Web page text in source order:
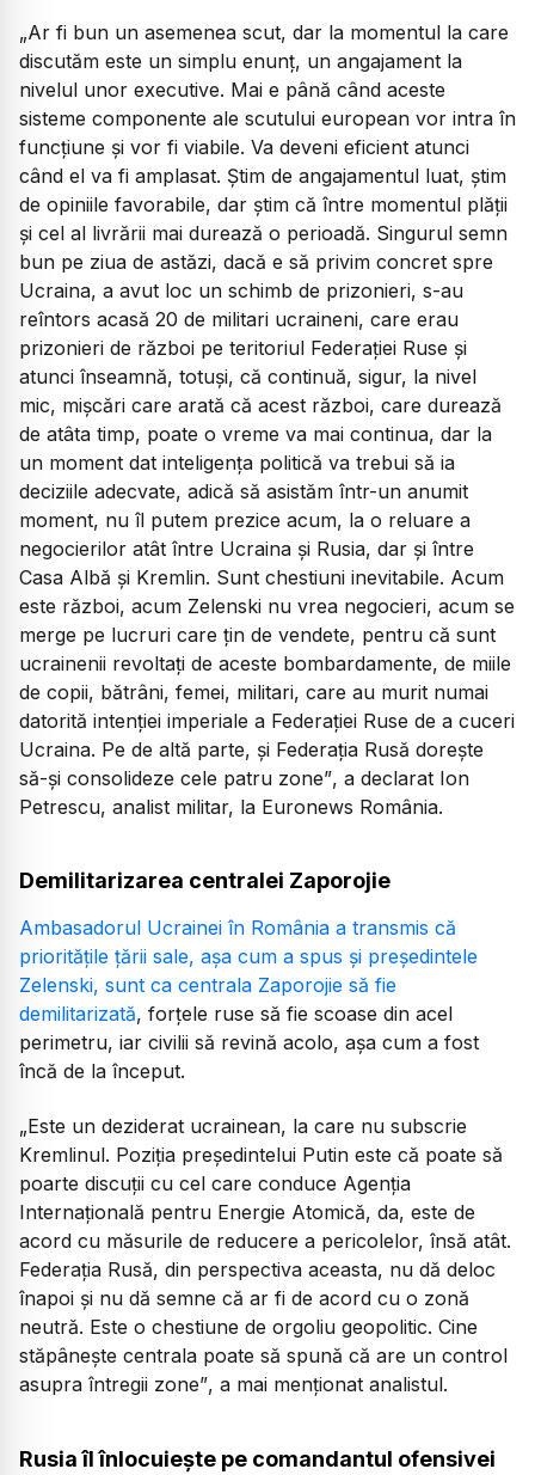
„Ar fi bun un asemenea scut, dar la momentul la care
discutăm este un simplu enunț, un angajament la
nivelul unor executive. Mai e până când aceste
sisteme componente ale scutului european vor intra în
funcțiune și vor fi viabile. Va deveni eficient atunci
când el va fi amplasat. Știm de angajamentul luat, știm
de opiniile favorabile, dar știm că între momentul plății
și cel al livrării mai durează o perioadă. Singurul semn
bun pe ziua de astăzi, dacă e să privim concret spre
Ucraina, a avut loc un schimb de prizonieri, s-au
reîntors acasă 20 de militari ucraineni, care erau
prizonieri de război pe teritoriul Federației Ruse și
atunci înseamnă, totuși, că continuă, sigur, la nivel
mic, mișcări care arată că acest război, care durează
de atâta timp, poate o vreme va mai continua, dar la
un moment dat inteligența politică va trebui să ia
deciziile adecvate, adică să asistăm într-un anumit
moment, nu îl putem prezice acum, la o reluare a
negocierilor atât între Ucraina și Rusia, dar și între
Casa Albă și Kremlin. Sunt chestiuni inevitabile. Acum
este război, acum Zelenski nu vrea negocieri, acum se
merge pe lucruri care țin de vendete, pentru că sunt
ucrainenii revoltați de aceste bombardamente, de miile
de copii, bătrâni, femei, militari, care au murit numai
datorită intenției imperiale a Federației Ruse de a cuceri
Ucraina. Pe de altă parte, și Federația Rusă dorește
să-și consolideze cele patru zone”, a declarat Ion
Petrescu, analist militar, la Euronews România.
Demilitarizarea centralei Zaporojie
Ambasadorul Ucrainei în România a transmis că
prioritățile țării sale, așa cum a spus și președintele
Zelenski, sunt ca centrala Zaporojie să fie
demilitarizată, forțele ruse să fie scoase din acel
perimetru, iar civilii să revină acolo, așa cum a fost
încă de la început.
„Este un deziderat ucrainean, la care nu subscrie
Kremlinul. Poziția președintelui Putin este că poate să
poarte discuții cu cel care conduce Agenția
Internațională pentru Energie Atomică, da, este de
acord cu măsurile de reducere a pericolelor, însă atât.
Federația Rusă, din perspectiva aceasta, nu dă deloc
înapoi și nu dă semne că ar fi de acord cu o zonă
neutră. Este o chestiune de orgoliu geopolitic. Cine
stăpânește centrala poate să spună că are un control
asupra întregii zone”, a mai menționat analistul.
Rusia îl înlocuieşte pe comandantul ofensivei